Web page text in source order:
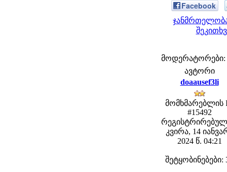
Facebook
მოდერატორები:
ავტორი
doaausef3li
მომხმარებლის
#15492
კვირა, 14
2024 წ. 04:21
შეტყობინებები: